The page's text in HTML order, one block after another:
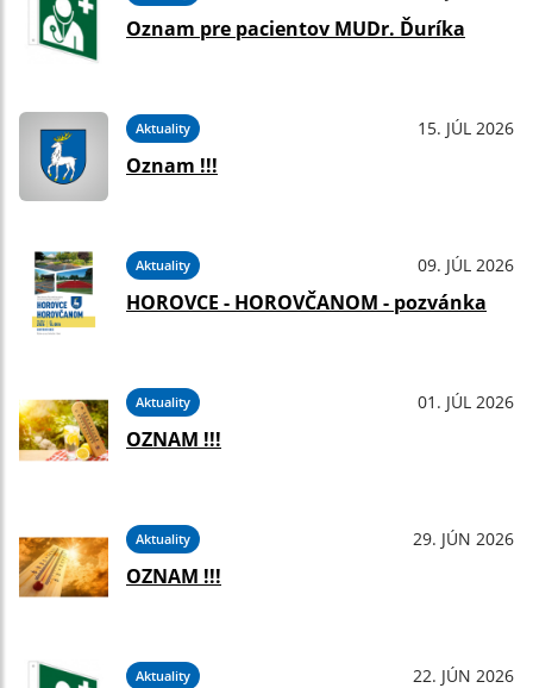
Oznam pre pacientov MUDr. Ďuríka
Aktuality 15. JÚL 2026
Oznam !!!
Aktuality 09. JÚL 2026
HOROVCE - HOROVČANOM - pozvánka
Aktuality 01. JÚL 2026
OZNAM !!!
Aktuality 29. JÚN 2026
OZNAM !!!
Aktuality 22. JÚN 2026